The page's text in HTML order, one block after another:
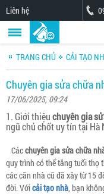
Liên hệ
TRANG CHỦ CẢI TẠO
Chuyên gia sửa chữa
17/06/2025, 09:24
1. Giới thiệuchuyên gia
ngũ chủ chốt uy tín tại Hà
Cácchuyên gia sửa chữa
quy trình có thể tăng tuổi thọ
các căn nhà cũ đã xây từ 15
đời. Vớicải tạo nhà, bạn